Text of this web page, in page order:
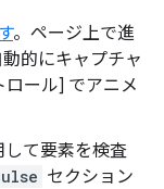
。ページ上で進
的にキャプチャ
ロール] でアニメ
して要素を検査
セクション